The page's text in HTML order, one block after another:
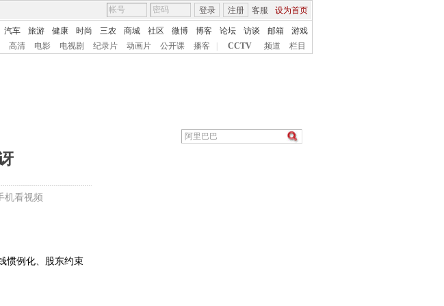
客服 设为首页
登录 注册
汽车 旅游 健康 时尚 三农 商城 社区 微博 博客 论坛 访谈 邮箱
游戏
高清 电影 电视剧 纪录片 动画片 公开课 播客 CCTV 频道 栏目
机看视频
惯例化、股东约束